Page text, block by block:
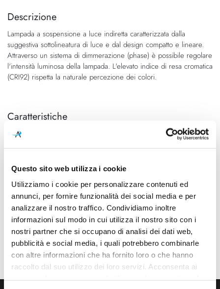
Questo sito web utilizza i cookie
Utilizziamo i cookie per personalizzare contenuti ed
annunci, per fornire funzionalità dei social media e per
analizzare il nostro traffico. Condividiamo inoltre
informazioni sul modo in cui utilizza il nostro sito con i
nostri partner che si occupano di analisi dei dati web,
pubblicità e social media, i quali potrebbero combinarle
con altre informazioni che ha fornito loro o che hanno
raccolto dal suo utilizzo dei loro servizi. Acconsenta ai
fine
galleria
di
immagini
della
di
immagini
Descrizione
Lampada a sospensione a luce indiretta caratterizzata dalla
suggestiva sottolineatura di luce e dal design compatto e lineare.
Attraverso un sistema di dimmerazione (phase) è possibile regolare
l'intensità luminosa della lampada. L'elevato indice di resa cromatica
(CRI92) rispetta la naturale percezione dei colori.
Caratteristiche
Cod.Art.
Dimensioni
Ø 700mm - H Max 4000mm
Sorgente luminosa
Potenza e attacco
27W - 2800K - 2900Lm -
CRI92 - 220-240V
Dimmerazione
Dimmerabile
Classe energetica
A++, A+, A